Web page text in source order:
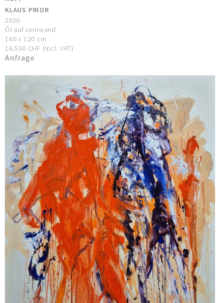
KLAUS PRIOR
2026
Öl auf Leinwand
160 x 120 cm
16.500 CHF (incl. VAT)
Anfrage